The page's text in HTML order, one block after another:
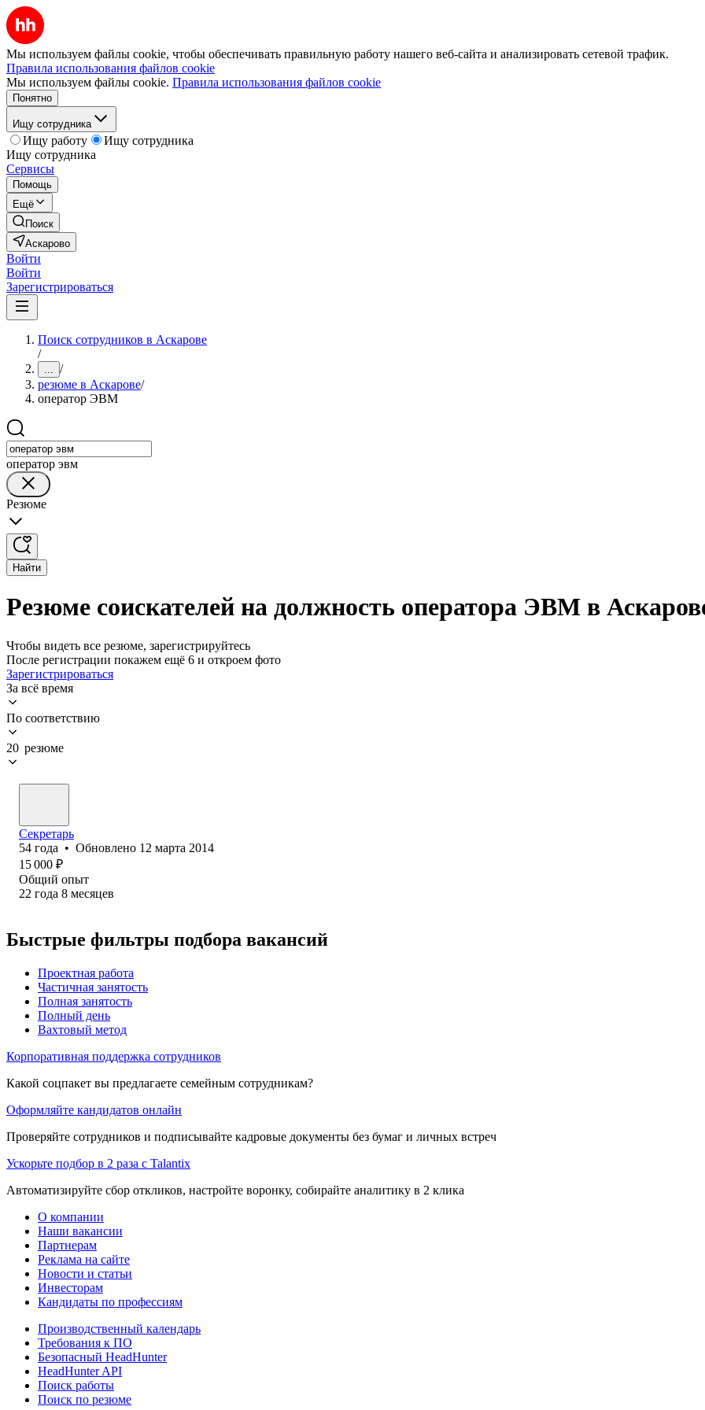
Мы используем файлы cookie, чтобы обеспечивать правильную работу нашего веб-сайта и анализировать сетевой трафик.
Правила использования файлов cookie
Мы используем файлы cookie. Правила использования файлов cookie
Понятно
Ищу сотрудника
Ищу работу
Ищу сотрудника
Ищу сотрудника
Сервисы
Помощь
Ещё
Поиск
Аскарово
Войти
Войти
Зарегистрироваться
Поиск сотрудников в Аскарове
/
... /
резюме в Аскарове/
оператор ЭВМ
оператор эвм
Резюме
Найти
Резюме соискателей на должность оператора ЭВМ в
Чтобы видеть все резюме, зарегистрируйтесь
После регистрации покажем ещё 6 и откроем фото
Зарегистрироваться
За всё время
По соответствию
20 резюме
Секретарь
54 года • Обновлено 12 марта 2014
15 000 ₽
Общий опыт
22 года 8 месяцев
Быстрые фильтры подбора вакансий
Проектная работа
Частичная занятость
Полная занятость
Полный день
Вахтовый метод
Корпоративная поддержка сотрудников
Какой соцпакет вы предлагаете семейным сотрудникам?
Оформляйте кандидатов онлайн
Проверяйте сотрудников и подписывайте кадровые документы без бумаг и личных встреч
Ускорьте подбор в 2 раза с Talantix
Автоматизируйте сбор откликов, настройте воронку, собирайте аналитику в 2 клика
О компании
Наши вакансии
Партнерам
Реклама на сайте
Новости и статьи
Инвесторам
Кандидаты по профессиям
Производственный календарь
Требования к ПО
Безопасный HeadHunter
HeadHunter API
Поиск работы
Поиск по резюме